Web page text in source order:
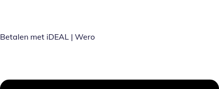
Betalen met iDEAL | Wero